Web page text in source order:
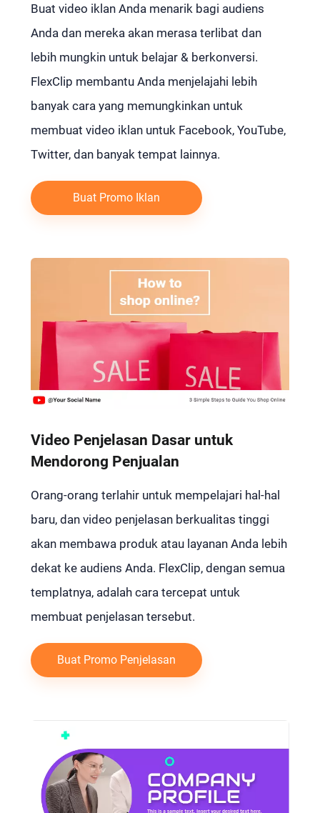
Buat video iklan Anda menarik bagi audiens
Anda dan mereka akan merasa terlibat dan
lebih mungkin untuk belajar & berkonversi.
FlexClip membantu Anda menjelajahi lebih
banyak cara yang memungkinkan untuk
membuat video iklan untuk Facebook, YouTube,
Twitter, dan banyak tempat lainnya.
Buat Promo Iklan
Video Penjelasan Dasar untuk
Mendorong Penjualan
Orang-orang terlahir untuk mempelajari hal-hal
baru, dan video penjelasan berkualitas tinggi
akan membawa produk atau layanan Anda lebih
dekat ke audiens Anda. FlexClip, dengan semua
templatnya, adalah cara tercepat untuk
membuat penjelasan tersebut.
Buat Promo Penjelasan